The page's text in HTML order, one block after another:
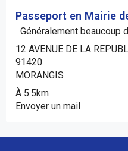
Passeport en Mairie
Généralement beaucoup
12 AVENUE DE LA
91420
MORANGIS
À 5.5km
Envoyer un mail